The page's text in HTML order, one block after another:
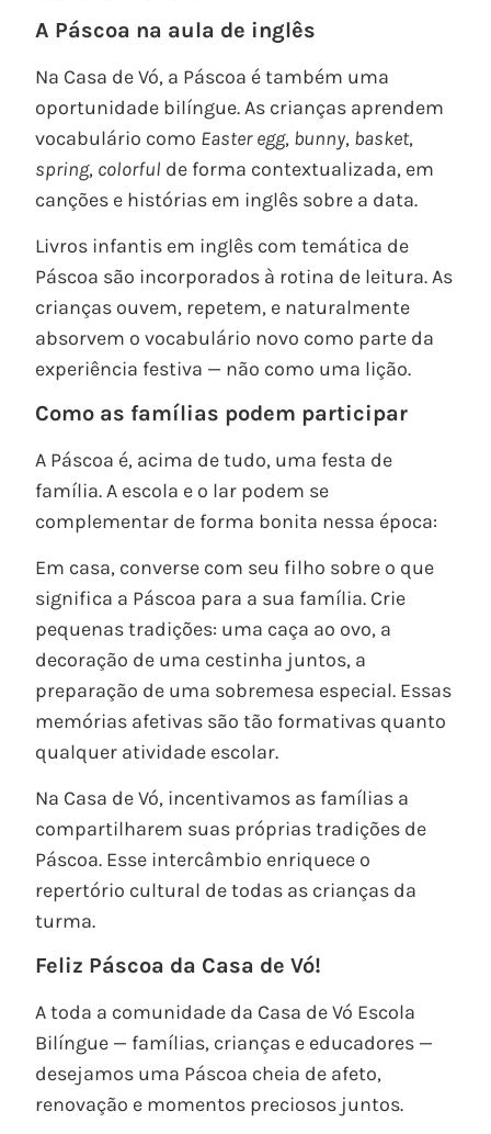
A Páscoa na aula de inglês
Na Casa de Vó, a Páscoa é também uma
oportunidade bilíngue. As crianças aprendem
vocabulário como Easter egg, bunny, basket,
spring, colorful de forma contextualizada, em
canções e histórias em inglês sobre a data.
Livros infantis em inglês com temática de
Páscoa são incorporados à rotina de leitura. As
crianças ouvem, repetem, e naturalmente
absorvem o vocabulário novo como parte da
experiência festiva — não como uma lição.
Como as famílias podem participar
A Páscoa é, acima de tudo, uma festa de
família. A escola e o lar podem se
complementar de forma bonita nessa época:
Em casa, converse com seu filho sobre o que
significa a Páscoa para a sua família. Crie
pequenas tradições: uma caça ao ovo, a
decoração de uma cestinha juntos, a
preparação de uma sobremesa especial. Essas
memórias afetivas são tão formativas quanto
qualquer atividade escolar.
Na Casa de Vó, incentivamos as famílias a
compartilharem suas próprias tradições de
Páscoa. Esse intercâmbio enriquece o
repertório cultural de todas as crianças da
turma.
Feliz Páscoa da Casa de Vó!
A toda a comunidade da Casa de Vó Escola
Bilíngue — famílias, crianças e educadores —
desejamos uma Páscoa cheia de afeto,
renovação e momentos preciosos juntos.